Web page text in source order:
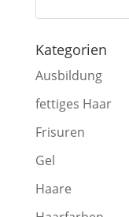
Kategorien
Ausbildung
fettiges Haar
Frisuren
Gel
Haare